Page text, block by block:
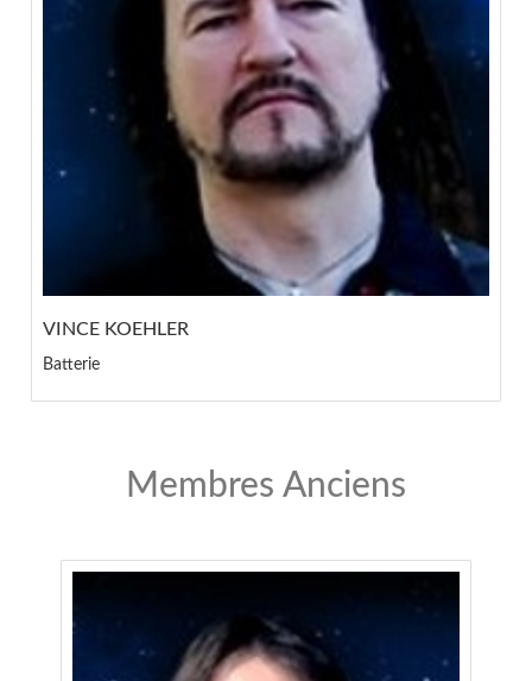
VINCE KOEHLER
Batterie
Membres Anciens